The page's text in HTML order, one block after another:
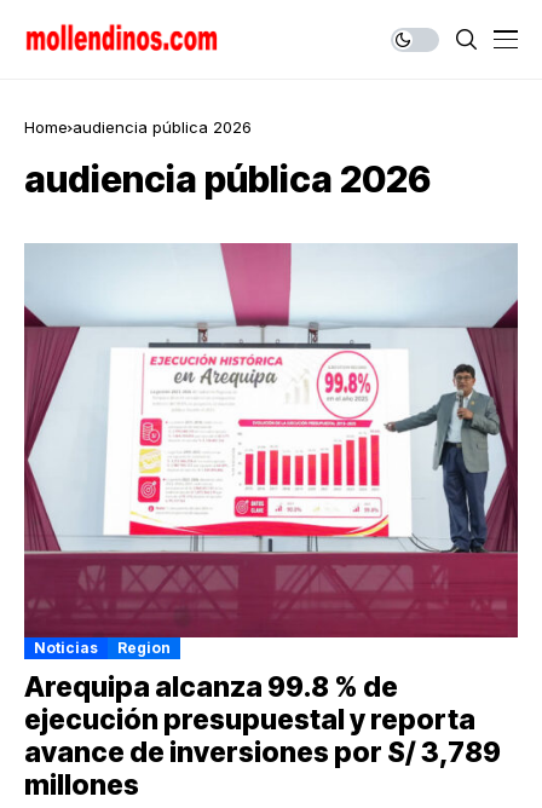
Home audiencia pública 2026
audiencia pública 2026
Noticias Region
Arequipa alcanza 99.8 % de
ejecución presupuestal y reporta
avance de inversiones por S/ 3,789
millones